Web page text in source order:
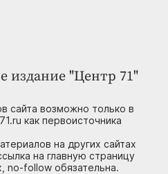
издание "Центр 71"
сайта возможно только в
как первоисточника
на других сайтах
на главную страницу
no-follow обязательна.